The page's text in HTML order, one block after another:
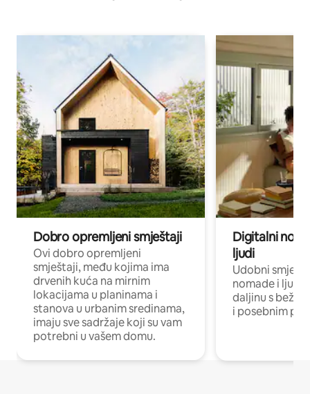
Dobro opremljeni smještaji
Ovi dobro opremljeni
smještaji, među kojima ima
drvenih kuća na mirnim
lokacijama u planinama i
stanova u urbanim sredinama,
imaju sve sadržaje koji su vam
potrebni u vašem domu.
Digitalni
ljudi
Udobni
nomade i ljude
daljinu s
i posebnim